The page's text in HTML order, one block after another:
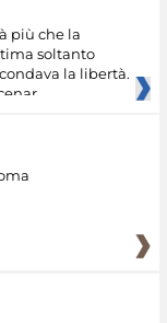
più che la
soltanto
la libertà.